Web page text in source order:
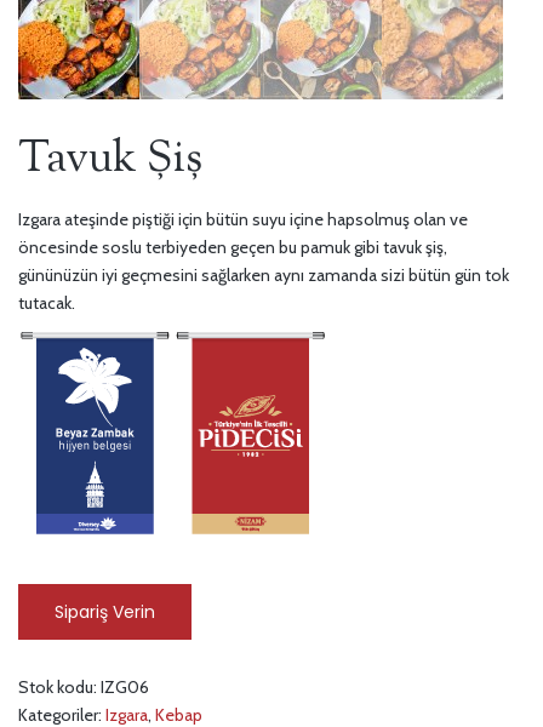
Tavuk Şiş
Izgara ateşinde piştiği için bütün suyu içine hapsolmuş olan ve
öncesinde soslu terbiyeden geçen bu pamuk gibi tavuk şiş,
gününüzün iyi geçmesini sağlarken aynı zamanda sizi bütün gün tok
tutacak.
Sipariş Verin
Stok kodu: IZG06
Kategoriler: Izgara, Kebap